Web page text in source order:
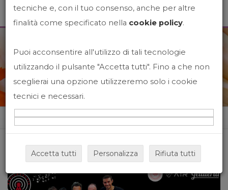
News&Events
Home News&events
tecniche e, con il tuo consenso, anche per altre
finalità come specificato nella cookie policy.
Puoi acconsentire all'utilizzo di tali tecnologie
utilizzando il pulsante "Accetta tutti". Fino a che non
sceglierai una opzione utilizzeremo solo i cookie
tecnici e necessari.
Accetta tutti Personalizza Rifiuta tutti